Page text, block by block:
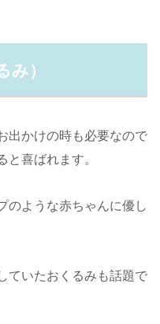
み）
出かけの時も必要なので
と喜ばれます。
のような赤ちゃんに優し
ていたおくるみも話題で